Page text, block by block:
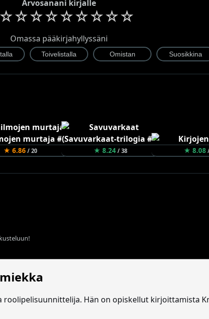
Arvosanani kirjalle
☆☆☆☆☆☆☆☆☆
Omassa pääkirjahyllyssäni
★ 6.86/ 20 ★ 8.24/ 38 ★ 8.08/
roolipelisuunnittelija. Hän on opiskellut kirjoittamista